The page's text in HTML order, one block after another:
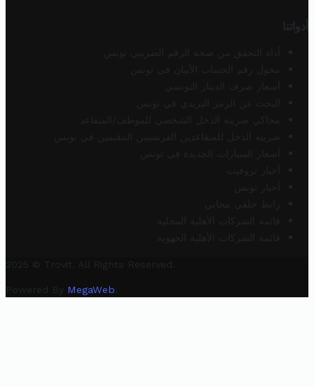
أدواتنا
أداة التحقق من صحة الرقم الضريبي تونس
محول رقم الحساب الآيبان في تونس
أسعار صرف الدينار التونسي
البحث عن الرمز البريدي في تونس
محاكي ضريبة الدخل الشخصي للموظف/المتقاعد
ضريبة الدخل للمتقاعدين الفرنسيين المقيمين في تونس
أسعار السيارات الجديدة في تونس
أخبار تروفيت
أخبار تونس
رابط خلفي مجاني
قائمة الشركات الأهلية المحلية
قائمة الشركات الأهلية الجهوية
2025 © Trovit. All Rights Reserved.
Powered By MegaWeb